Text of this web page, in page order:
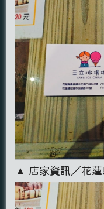
▲ 店家資訊／花蓮